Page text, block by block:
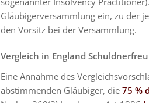
Gläubigerversammlung ein, zu der
den Vorsitz bei der Versammlung.
Vergleich in England
Eine Annahme des
abstimmenden Gläubiger, die 75 %